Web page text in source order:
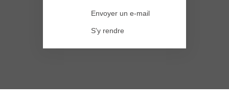
Envoyer un e-mail
S'y rendre